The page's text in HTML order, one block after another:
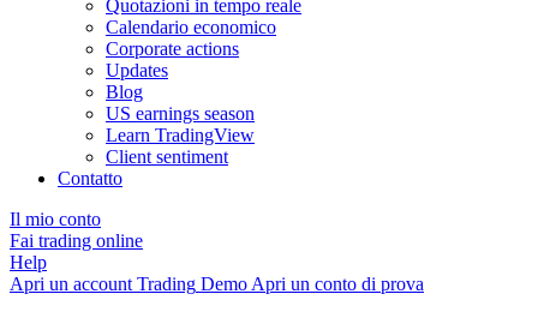
Quotazioni in tempo reale
Calendario economico
Corporate actions
Updates
Blog
US earnings season
Learn TradingView
Client sentiment
Contatto
Il mio conto
Fai trading online
Help
Apri un account Trading Demo Apri un conto di prova